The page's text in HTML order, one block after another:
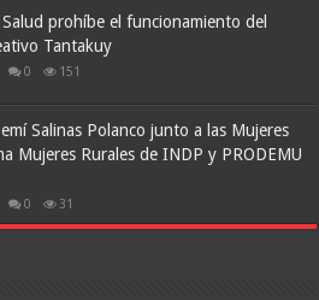
prohíbe el funcionamiento del
Tantakuy
0 151
Salinas Polanco junto a las Mujeres
Mujeres Rurales de INDP y PRODEMU
0 31